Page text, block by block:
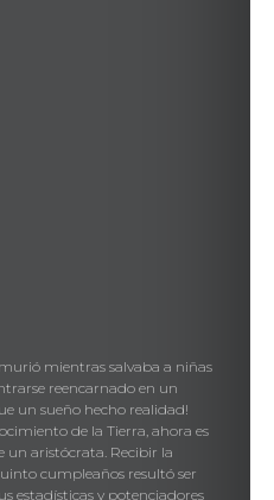
mientras salvaba a niñas
reencarnado en un
un sueño hecho realidad!
de la Tierra, ahora es
un aristócrata. Recibir la
cumpleaños resultó ser
estadísticas y potenciadores